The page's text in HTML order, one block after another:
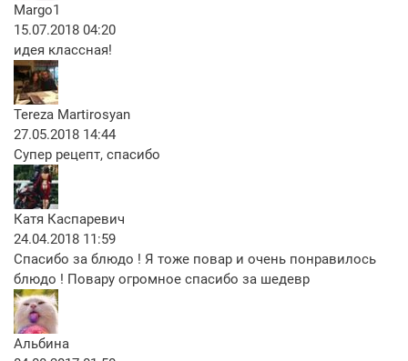
Margo1
15.07.2018 04:20
идея классная!
Tereza Martirosyan
27.05.2018 14:44
Супер рецепт, спасибо
Катя Каспаревич
24.04.2018 11:59
Спасибо за блюдо ! Я тоже повар и очень понравилось
блюдо ! Повару огромное спасибо за шедевр
Альбина